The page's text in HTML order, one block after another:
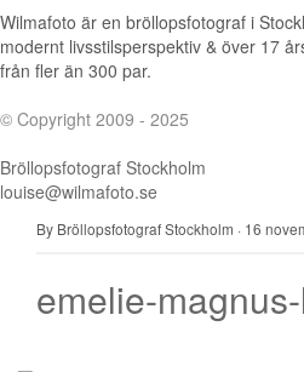
Wilmafoto är en bröllopsfotograf i
modernt livsstilsperspektiv & över 17
från fler än 300 par.
© Copyright 2009 - 2025
Bröllopsfotograf Stockholm
louise@wilmafoto.se
By Bröllopsfotograf Stockholm · 16
emelie-